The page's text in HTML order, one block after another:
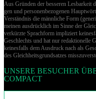
Aus Gründen der besseren Lesbarkeit
gen und per­so­nen­be­zo­ge­nen
Verständnis die männliche Form
meinen ausdrücklich im Sinne der
verkürzte Sprachform impliziert
Geschlechts und hat nur redaktionelle
keinesfalls dem Ausdruck nach als
des Gleich­heits­grund­sat­zes
UNSERE BESUCHER
COMPACT